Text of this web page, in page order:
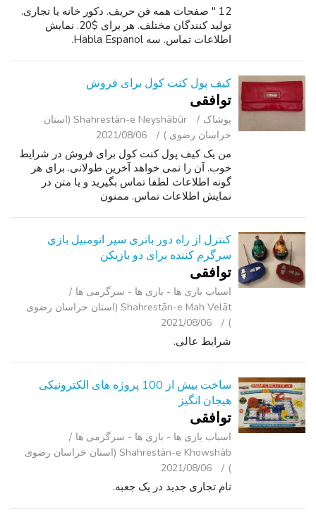
12 " صفحات همه فن حریف. دکور خانه یا تجاری.
تولید کنندگان مختلف. هر برای $20. نمایش
اطلاعات تماس. سه Habla Espanol.
کیف پول کنت کول برای فروش
توافقی
پوشاک
Shahrestān-e Neyshābūr (استان
خراسان رضوی )
2021/08/06
من یک کیف پول کنت کول برای فروش در شرایط
خوب. آن را نمی خواهد آخرین طولانی. برای هر
گونه اطلاعات لطفا تماس بگیرید و یا متن در
نمایش اطلاعات تماس. ممنون
کنترل از راه دور باتری سپر اتومبیل بازی
سرگرم کننده برای دو بازیکن
توافقی
اسباب‌ بازی ها - بازی ها - سرگرمی ‌ها
Shahrestān-e Mah Velāt (استان خراسان رضوی
)
2021/08/06
شرایط عالی.
ساخت بیش از 100 پروژه های الکترونیکی
هیجان انگیز
توافقی
اسباب‌ بازی ها - بازی ها - سرگرمی ‌ها
Shahrestān-e Khowshāb (استان خراسان رضوی
)
2021/08/06
نام تجاری جدید در یک جعبه.